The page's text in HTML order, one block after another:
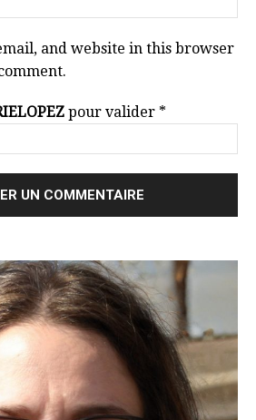
and website in this browser
pour valider *